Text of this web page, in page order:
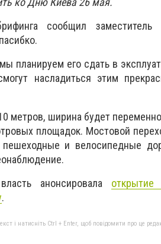
сообщил заместитель
планируем его сдать в
насладиться этим
метров, ширина будет
площадок. Мостовой
и велосипедные
анонсировала
.
і натисніть Ctrl + Enter, щоб повідомити про це